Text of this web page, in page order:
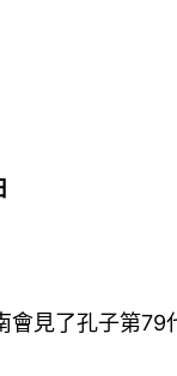
見了孔子第79